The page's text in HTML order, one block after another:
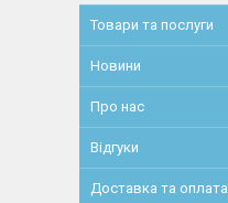
Товари та послуги
Новини
Про нас
Відгуки
Доставка та оплата